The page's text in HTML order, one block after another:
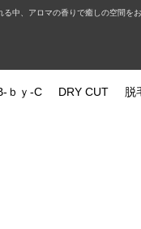
中、アロマの香りで癒しの空間をお
ｂｙ-C DRY CUT 脱